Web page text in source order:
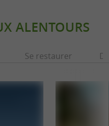
ALENTOURS
Se restaurer